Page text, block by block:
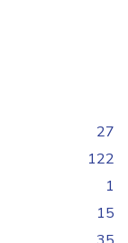
27
122
1
15